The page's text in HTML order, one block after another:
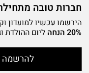
חברות טובה
הירשמו עכשיו למועדון
20% הנחה
ליום ההולדת
להרשמה